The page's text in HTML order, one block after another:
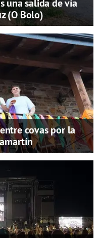
una salida de vía
(O Bolo)
covas por la